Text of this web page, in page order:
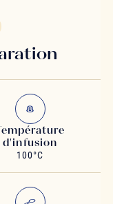
d'infusion
100°C